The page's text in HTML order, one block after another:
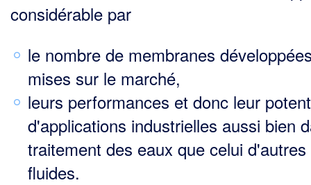
considérable par
le nombre de membranes
mises sur le marché,
leurs performances et donc leur
d'applications industrielles aussi bien
traitement des eaux que celui d'autres
fluides.